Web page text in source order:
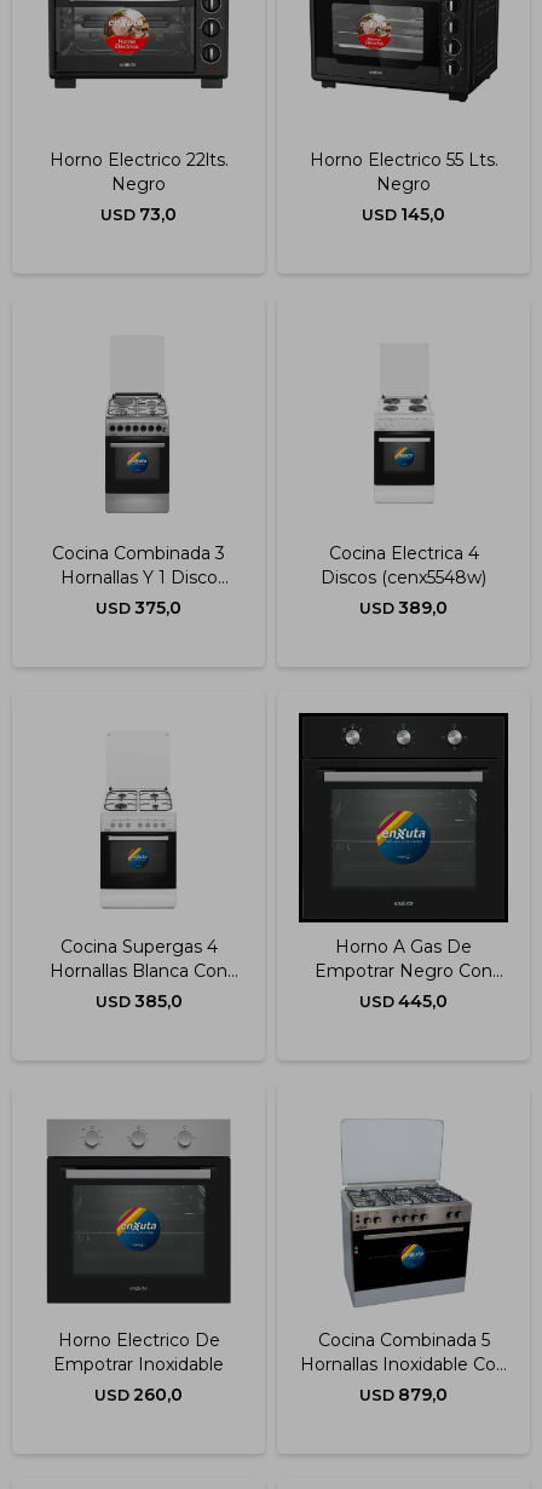
Horno Electrico 22lts.
Negro
USD 73,0
Horno Electrico 55 Lts.
Negro
USD 145,0
Cocina Combinada 3
Hornallas Y 1 Disco
Eléctrico Acero
USD 375,0
Cocina Electrica 4
Discos (cenx5548w)
USD 389,0
Cocina Supergas 4
Hornallas Blanca Con
Termocupla 60x60 Cm
USD 385,0
Horno A Gas De
Empotrar Negro Con
Convección
USD 445,0
Horno Electrico De
Empotrar Inoxidable
USD 260,0
Cocina Combinada 5
Hornallas Inoxidable Con
Convección
USD 879,0